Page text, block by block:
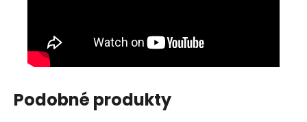
Podobné produkty